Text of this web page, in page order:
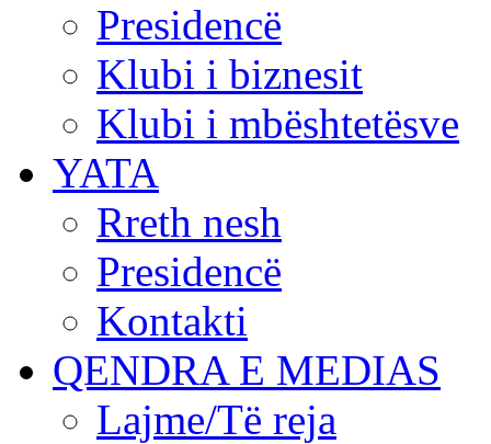
Presidencë
Klubi i biznesit
Klubi i mbështetësve
YATA
Rreth nesh
Presidencë
Kontakti
QENDRA E MEDIAS
Lajme/Të reja